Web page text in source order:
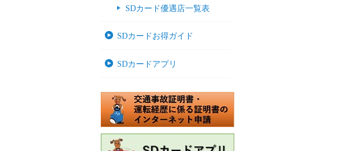
SDカード優遇店一覧表
SDカードお得ガイド
SDカードアプリ